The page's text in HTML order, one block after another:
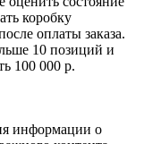
коробку
оплаты заказа.
10 позиций и
100 000 р.
информации о